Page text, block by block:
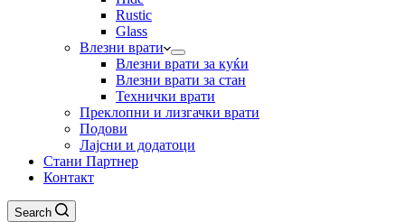
Rustic
Glass
Влезни врати
Влезни врати за куќи
Влезни врати за стан
Технички врати
Преклопни и лизгачки врати
Подови
Лајсни и додатоци
Стани Партнер
Контакт
Search